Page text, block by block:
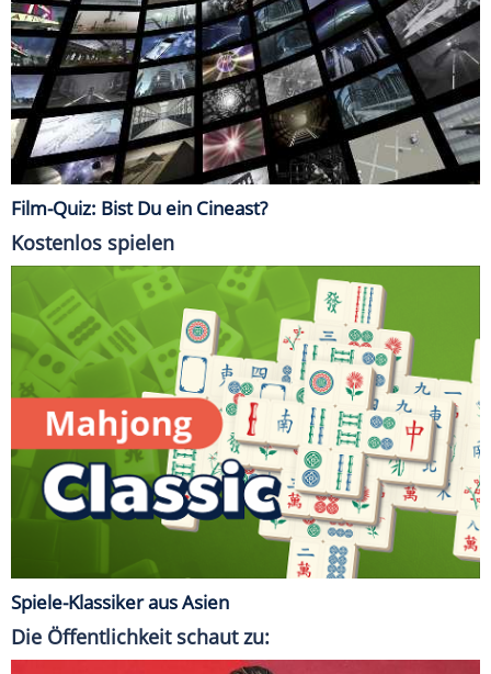
Film-Quiz: Bist Du ein Cineast?
Kostenlos spielen
Spiele-Klassiker aus Asien
Die Öffentlichkeit schaut zu: